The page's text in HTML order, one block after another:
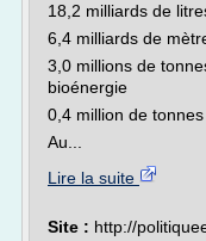
18,2 milliards de
6,4 milliards de
3,0 millions de
bioénergie
0,4 million de
Au...
Lire la suite
Site : http://